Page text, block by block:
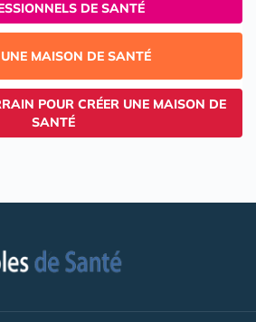
DE SANTÉ
UNE MAISON DE SANTÉ
POUR CRÉER UNE MAISON DE
SANTÉ